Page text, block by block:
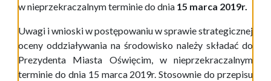
w nieprzekraczalnym terminie do dnia 15 marca 2019r.
Uwagi i wnioski w postępowaniu w sprawie strategicznej
oceny oddziaływania na środowisko należy składać do
Prezydenta Miasta Oświęcim, w nieprzekraczalnym
terminie do dnia 15 marca 2019r. Stosownie do przepisu